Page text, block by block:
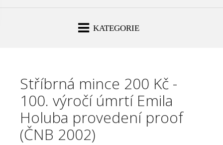
KATEGORIE
Stříbrná mince 200 Kč -
100. výročí úmrtí Emila
Holuba provedení proof
(ČNB 2002)